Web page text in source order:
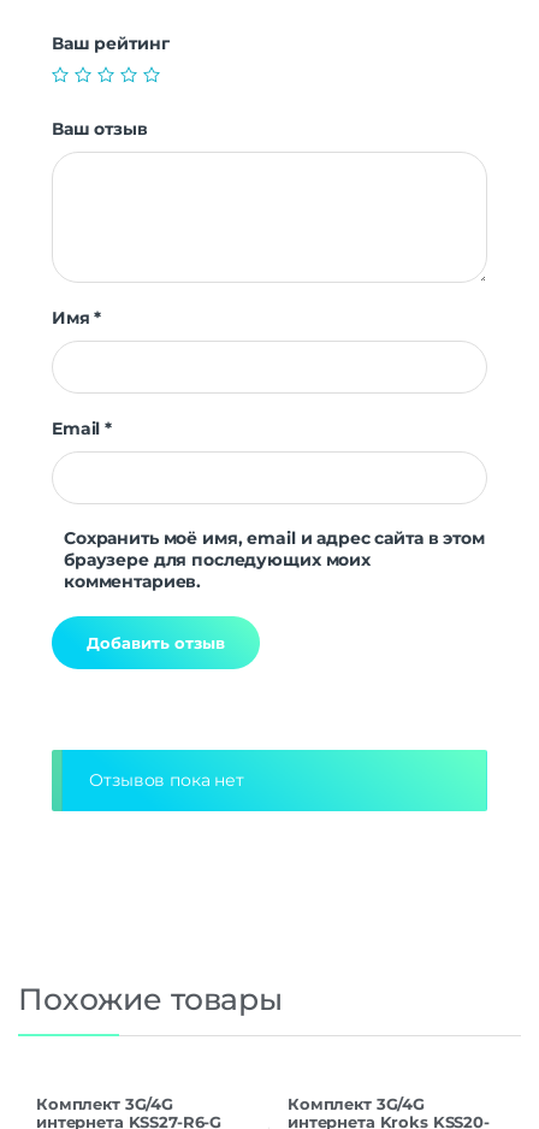
Ваш рейтинг
Ваш отзыв
Имя*
Email*
Сохранить моё имя, email и адрес сайта в этом
браузере для последующих моих
комментариев.
Отзывов пока нет
Похожие товары
Комплект 3G/4G
интернета KSS27-R6-G
Комплект 3G/4G
интернета Kroks KSS20-